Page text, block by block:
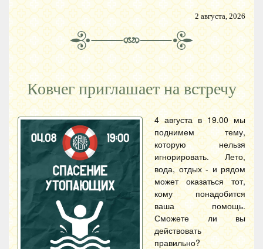
2 августа, 2026
Ковчег приглашает на встречу
4 августа в 19.00 мы
поднимем тему,
которую нельзя
игнорировать. Лето,
вода, отдых - и рядом
может оказаться тот,
кому понадобится
ваша помощь.
Сможете ли вы
действовать
правильно?